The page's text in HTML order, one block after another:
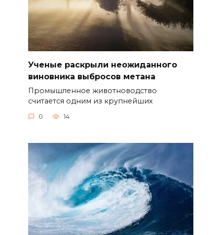
Ученые раскрыли неожиданного
виновника выбросов метана
Промышленное животноводство
считается одним из крупнейших
0 14